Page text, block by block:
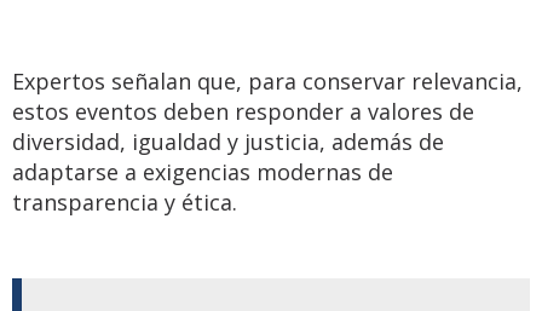
Expertos señalan que, para conservar relevancia,
estos eventos deben responder a valores de
diversidad, igualdad y justicia, además de
adaptarse a exigencias modernas de
transparencia y ética.